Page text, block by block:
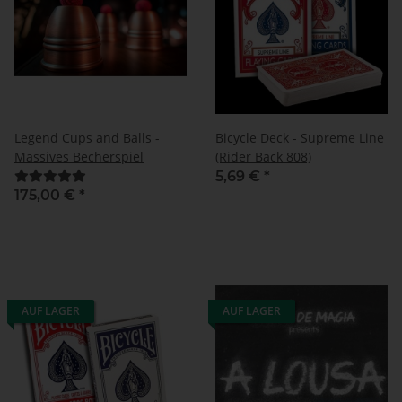
Legend Cups and Balls -
Massives Becherspiel
175,00 € *
Bicycle Deck - Supreme Line
(Rider Back 808)
5,69 € *
AUF LAGER AUF LAGER